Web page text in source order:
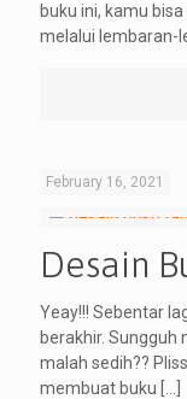
buku ini, kamu
melalui lembaran-
February 16, 2021
Desain
Yeay!!! Sebentar
berakhir.
malah sedih??
membuat buku